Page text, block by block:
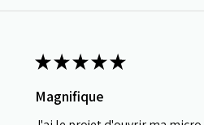
★★★★★
Magnifique